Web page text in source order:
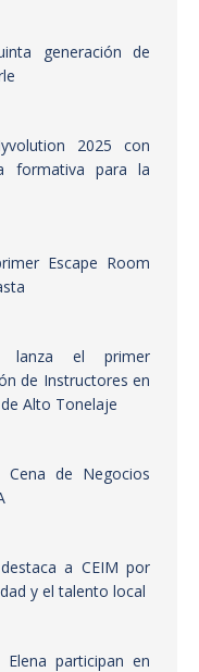
generación de
2025 con
formativa para la
Escape Room
lanza el primer
de Instructores en
Alto Tonelaje
de Negocios
a CEIM por
y el talento local
participan en